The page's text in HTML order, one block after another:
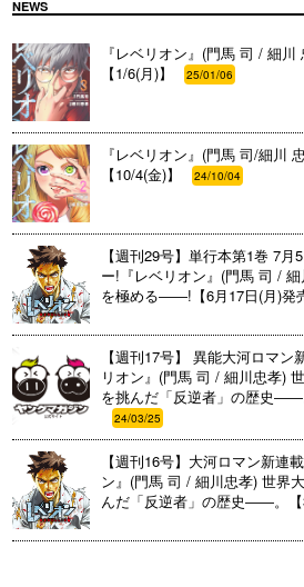
NEWS
『レベリオン』(門馬 司 / 細
【1/6(月)】
25/01/06
『レベリオン』(門馬 司/細川
【10/4(金)】
24/10/04
【週刊29号】単行本第1巻 7
ー!『レベリオン』(門馬 司 /
を極める――!【6月17日(月)発
【週刊17号】 異能大河ロマ
リオン』(門馬 司 / 細川忠孝)
を挑んだ「反逆者」の歴史――
24/03/25
【週刊16号】大河ロマン新連
ン』(門馬 司 / 細川忠孝) 世界
んだ「反逆者」の歴史――。【